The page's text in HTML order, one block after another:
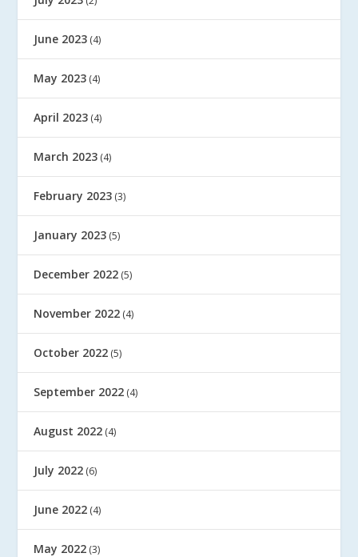
June 2023 (4)
May 2023 (4)
April 2023 (4)
March 2023 (4)
February 2023 (3)
January 2023 (5)
December 2022 (5)
November 2022 (4)
October 2022 (5)
September 2022 (4)
August 2022 (4)
July 2022 (6)
June 2022 (4)
May 2022 (3)